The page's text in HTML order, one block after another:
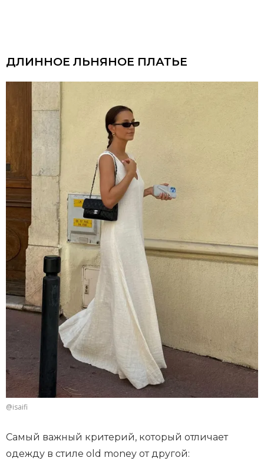
ДЛИННОЕ ЛЬНЯНОЕ ПЛАТЬЕ
@isaifi
Самый важный критерий, который отличает
одежду в стиле old money от другой: